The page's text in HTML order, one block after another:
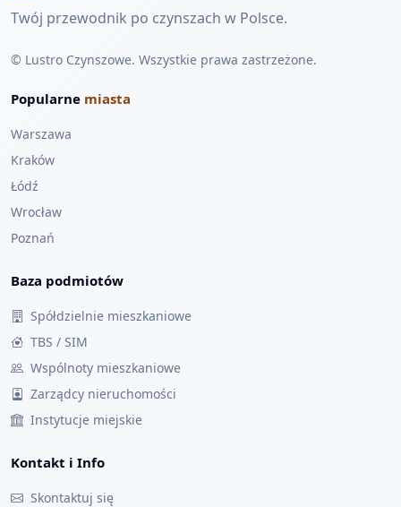
Twój przewodnik po czynszach w Polsce.
© Lustro Czynszowe. Wszystkie prawa zastrzeżone.
Popularne miasta
Warszawa
Kraków
Łódź
Wrocław
Poznań
Baza podmiotów
Spółdzielnie mieszkaniowe
TBS / SIM
Wspólnoty mieszkaniowe
Zarządcy nieruchomości
Instytucje miejskie
Kontakt i Info
Skontaktuj się